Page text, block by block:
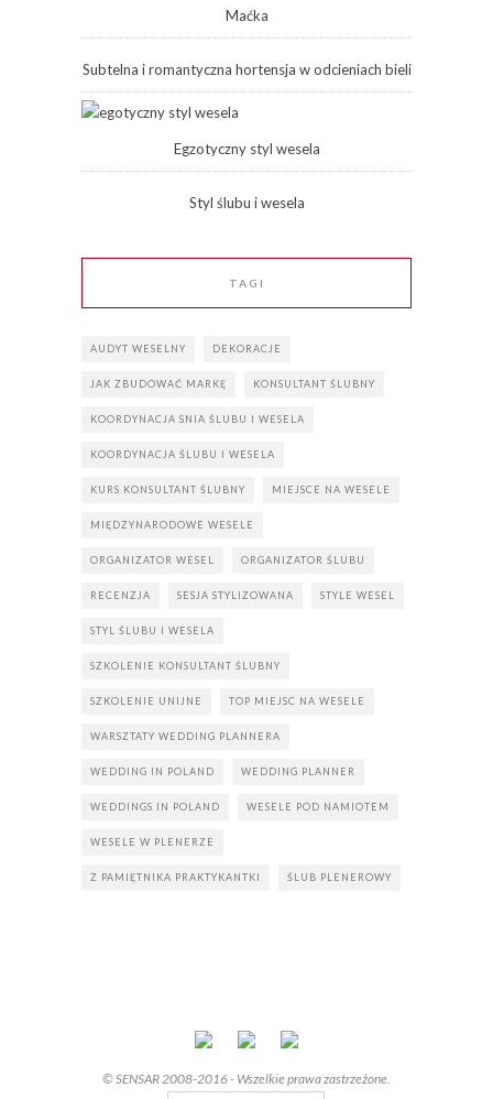
Maćka
Subtelna i romantyczna hortensja w odcieniach bieli
Egzotyczny styl wesela
Styl ślubu i wesela
TAGI
AUDYT WESELNY DEKORACJE
JAK ZBUDOWAĆ MARKĘ KONSULTANT ŚLUBNY
KOORDYNACJA SNIA ŚLUBU I WESELA
KOORDYNACJA ŚLUBU I WESELA
KURS KONSULTANT ŚLUBNY MIEJSCE NA WESELE
MIĘDZYNARODOWE WESELE
ORGANIZATOR WESEL ORGANIZATOR ŚLUBU
RECENZJA SESJA STYLIZOWANA STYLE WESEL
STYL ŚLUBU I WESELA
SZKOLENIE KONSULTANT ŚLUBNY
SZKOLENIE UNIJNE TOP MIEJSC NA WESELE
WARSZTATY WEDDING PLANNERA
WEDDING IN POLAND WEDDING PLANNER
WEDDINGS IN POLAND WESELE POD NAMIOTEM
WESELE W PLENERZE
Z PAMIĘTNIKA PRAKTYKANTKI ŚLUB PLENEROWY
© SENSAR 2008-2016 - Wszelkie prawa zastrzeżone.